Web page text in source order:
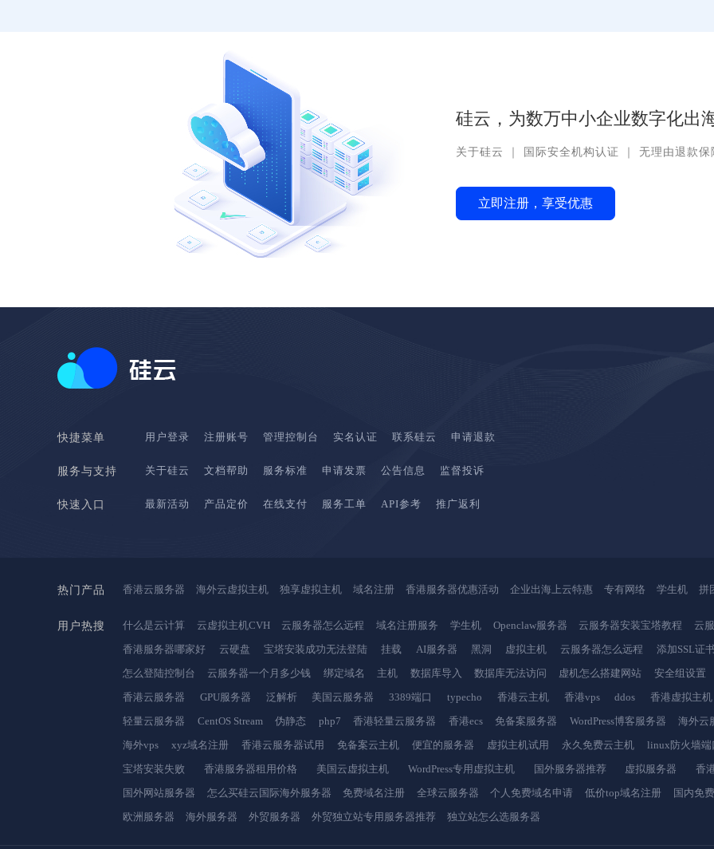
硅云，为数万中小企业数字化出
关于硅云 国际安全机构认证 无理由退款保
立即注册，享受优惠
快捷菜单 用户登录 注册账号 管理控制台 实名认证 联系硅云 申请退款
服务与支持 关于硅云 文档帮助 服务标准 申请发票 公告信息 监督投诉
快速入口 最新活动 产品定价 在线支付 服务工单 API参考 推广返利
热门产品 香港云服务器 海外云虚拟主机 独享虚拟主机 域名注册 香港服务器优惠活动 企业出海上云特惠 专有网络 学生机 拼
用户热搜 什么是云计算 云虚拟主机CVH 云服务器怎么远程 域名注册服务 学生机 Openclaw服务器 云服务器安装宝塔教程 云
香港服务器哪家好
云硬盘 宝塔安装成功无法登陆 挂载 AI服务器 黑洞 虚拟主机 云服务器怎么远程 添加SSL证书
怎么登陆控制台
云服务器一个月多少钱 绑定域名 主机 数据库导入 数据库无法访问 虚机怎么搭建网站 安全组设置
香港云服务器
GPU服务器 泛解析 美国云服务器 3389端口 typecho 香港云主机 香港vps ddos 香港虚拟主机
轻量云服务器
CentOS Stream 伪静态 php7 香港轻量云服务器 香港ecs 免备案服务器 WordPress博客服务器 海外云
海外vps
xyz域名注册 香港云服务器试用 免备案云主机 便宜的服务器 虚拟主机试用 永久免费云主机 linux防火墙端
宝塔安装失败
香港服务器租用价格 美国云虚拟主机 WordPress专用虚拟主机 国外服务器推荐 虚拟服务器 香
国外网站服务器
怎么买硅云国际海外服务器 免费域名注册 全球云服务器 个人免费域名申请 低价top域名注册 国内免
欧洲服务器
海外服务器 外贸服务器 外贸独立站专用服务器推荐 独立站怎么选服务器